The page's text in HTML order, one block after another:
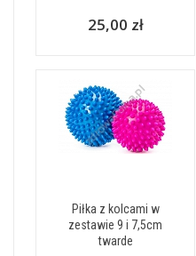
25,00 zł
Piłka z kolcami w
zestawie 9 i 7,5cm
twarde